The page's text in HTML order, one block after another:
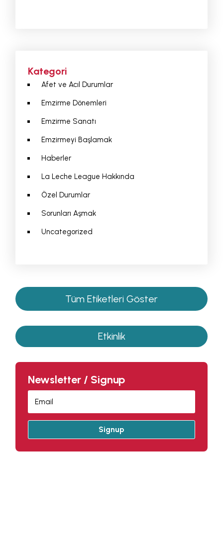
Kategori
Afet ve Acıl Durumlar
Emzirme Dönemleri
Emzirme Sanatı
Emzirmeyi Başlamak
Haberler
La Leche League Hakkında
Özel Durumlar
Sorunları Aşmak
Uncategorized
Tüm Etiketleri Göster
Etkinlik
Newsletter / Signup
Signup